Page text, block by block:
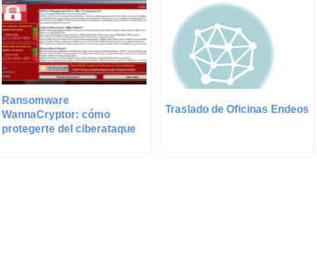
Ransomware
WannaCryptor: cómo
protegerte del ciberataque
Traslado de Oficinas Endeos